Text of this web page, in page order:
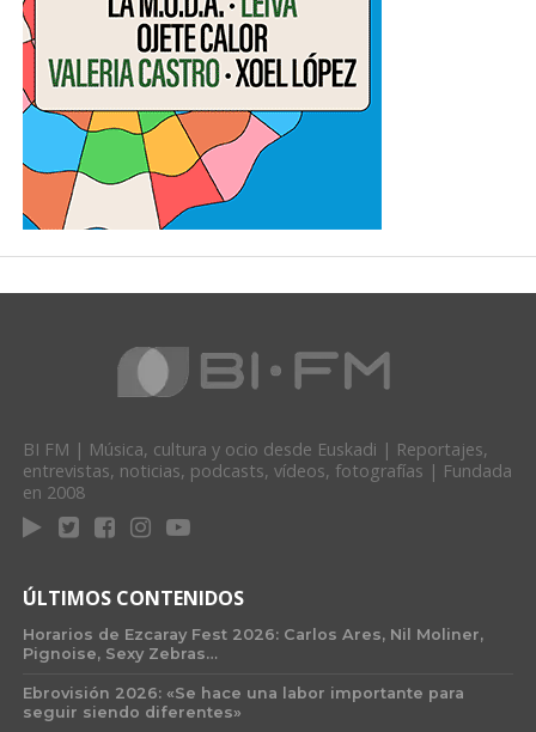
BI FM | Música, cultura y ocio desde Euskadi | Reportajes,
entrevistas, noticias, podcasts, vídeos, fotografías | Fundada
en 2008
ÚLTIMOS CONTENIDOS
Horarios de Ezcaray Fest 2026: Carlos Ares, Nil Moliner,
Pignoise, Sexy Zebras…
Ebrovisión 2026: «Se hace una labor importante para
seguir siendo diferentes»